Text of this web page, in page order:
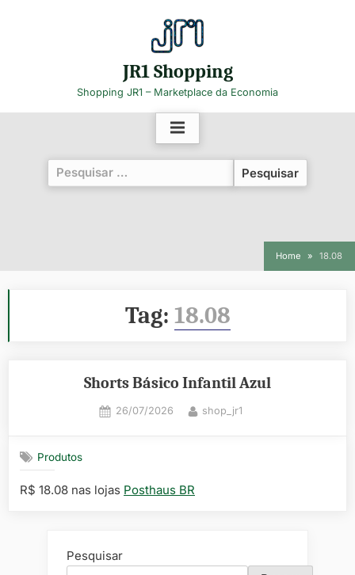
JR1 Shopping
Shopping JR1 – Marketplace da Economia
Pesquisar
por:
Home 18.08
Tag: 18.08
Shorts Básico Infantil Azul
Posted
26/07/2026 By
shop_jr1
Produtos
R$ 18.08 nas lojas Posthaus BR
Pesquisar